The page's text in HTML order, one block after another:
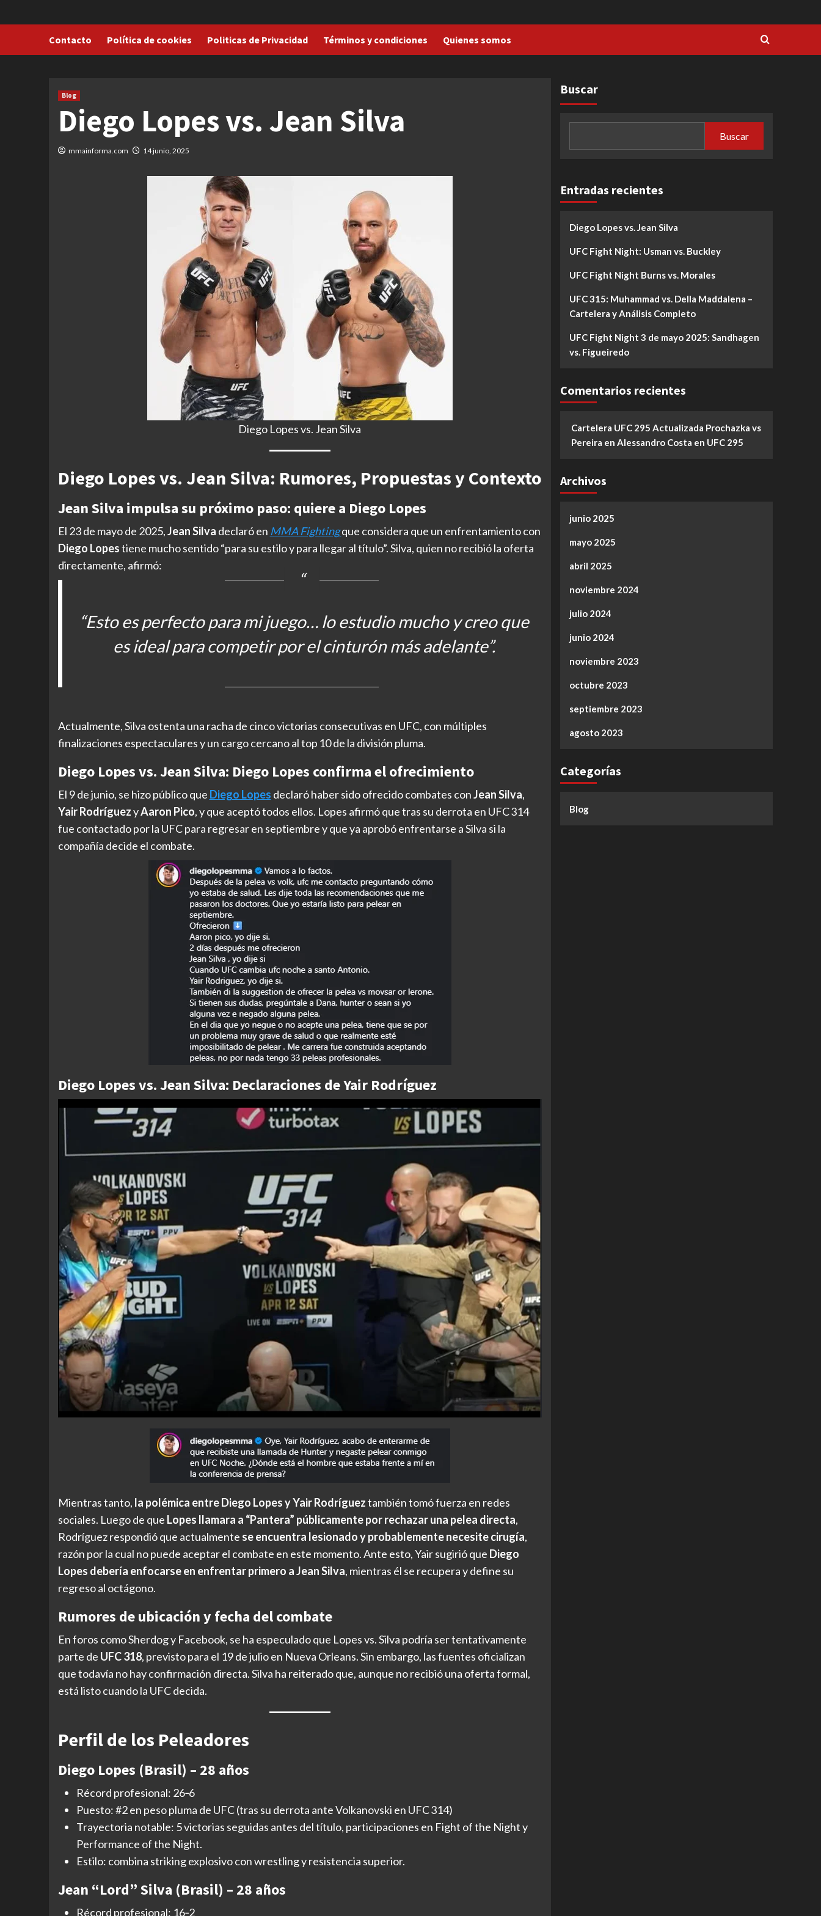
Contacto Política de cookies Politicas de Privacidad Términos y condiciones Quienes somos
Blog
Diego Lopes vs. Jean Silva
mmainforma.com 14 junio, 2025
Diego Lopes vs. Jean Silva
Diego Lopes vs. Jean Silva: Rumores, Propuestas y Contexto
Jean Silva impulsa su próximo paso: quiere a Diego Lopes
El 23 de mayo de 2025,Jean Silva declaró en MMA Fighting que considera que un enfrentamiento con
Diego Lopestiene mucho sentido “para su estilo y para llegar al título”. Silva, quien no recibió la oferta
directamente, afirmó:
“Esto es perfecto para mi juego… lo estudio mucho y creo que
es ideal para competir por el cinturón más adelante”.
Actualmente, Silva ostenta una racha de cinco victorias consecutivas en UFC, con múltiples
finalizaciones espectaculares y un cargo cercano al top 10 de la división pluma.
Diego Lopes vs. Jean Silva: Diego Lopes confirma el ofrecimiento
El 9 de junio, se hizo público que Diego Lopes declaró haber sido ofrecido combates conJean Silva,
Yair RodríguezyAaron Pico, y que aceptó todos ellos. Lopes afirmó que tras su derrota en UFC 314
fue contactado por la UFC para regresar en septiembre y que ya aprobó enfrentarse a Silva si la
compañía decide el combate.
Diego Lopes vs. Jean Silva: Declaraciones de Yair Rodríguez
Mientras tanto, la polémica entre Diego Lopes y Yair Rodrígueztambién tomó fuerza en redes
sociales. Luego de que Lopes llamara a “Pantera” públicamente por rechazar una pelea directa,
Rodríguez respondió que actualmente se encuentra lesionado y probablemente necesite cirugía,
razón por la cual no puede aceptar el combate en este momento. Ante esto, Yair sugirió que Diego
Lopes debería enfocarse en enfrentar primero a Jean Silva, mientras él se recupera y define su
regreso al octágono.
Rumores de ubicación y fecha del combate
En foros como Sherdog y Facebook, se ha especulado que Lopes vs. Silva podría ser tentativamente
parte de UFC 318, previsto para el 19 de julio en Nueva Orleans. Sin embargo, las fuentes oficializan
que todavía no hay confirmación directa. Silva ha reiterado que, aunque no recibió una oferta formal,
está listo cuando la UFC decida.
Perfil de los Peleadores
Diego Lopes (Brasil) – 28 años
Récord profesional: 26‑6
Puesto: #2 en peso pluma de UFC (tras su derrota ante Volkanovski en UFC 314)
Trayectoria notable: 5 victorias seguidas antes del título, participaciones en Fight of the Night y
Performance of the Night.
Estilo: combina striking explosivo con wrestling y resistencia superior.
Jean “Lord” Silva (Brasil) – 28 años
Récord profesional: 16‑2
Buscar
Buscar
Entradas recientes
Diego Lopes vs. Jean Silva
UFC Fight Night: Usman vs. Buckley
UFC Fight Night Burns vs. Morales
UFC 315: Muhammad vs. Della Maddalena –
Cartelera y Análisis Completo
UFC Fight Night 3 de mayo 2025: Sandhagen
vs. Figueiredo
Comentarios recientes
Cartelera UFC 295 Actualizada Prochazka vs
Pereira en Alessandro Costa en UFC 295
Archivos
junio 2025
mayo 2025
abril 2025
noviembre 2024
julio 2024
junio 2024
noviembre 2023
octubre 2023
septiembre 2023
agosto 2023
Categorías
Blog